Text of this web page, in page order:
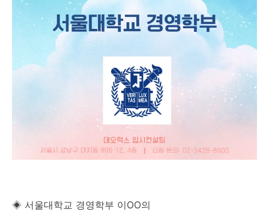
◈ 서울대학교 경영학부 이OO의